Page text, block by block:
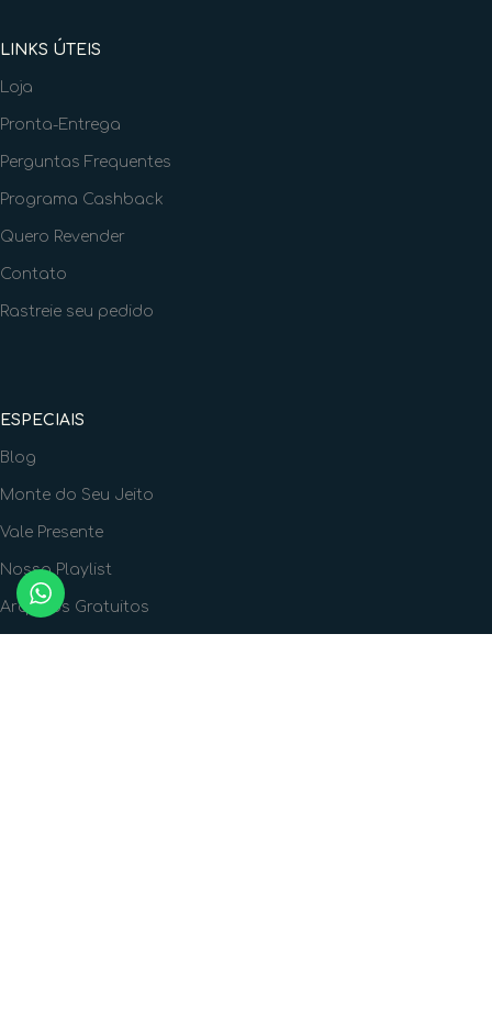
LINKS ÚTEIS
Loja
Pronta-Entrega
Perguntas Frequentes
Programa Cashback
Quero Revender
Contato
Rastreie seu pedido
ESPECIAIS
Blog
Monte do Seu Jeito
Vale Presente
Nossa Playlist
Arquivos Gratuitos